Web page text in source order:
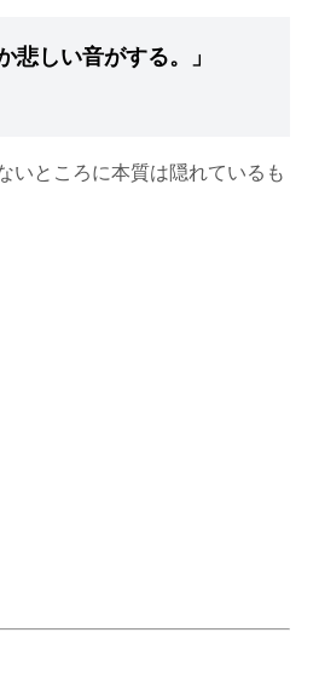
悲しい音がする。」
いところに本質は隠れているも